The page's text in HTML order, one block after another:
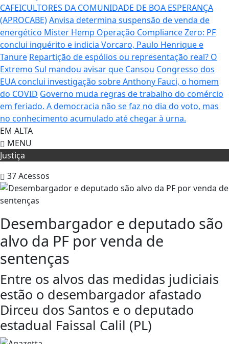
CAFEICULTORES DA COMUNIDADE DE BOA ESPERANÇA
(APROCABE)Anvisa determina suspensão de venda de
energético Mister Hemp Operação Compliance Zero: PF
conclui inquérito e indicia Vorcaro, Paulo Henrique e
Tanure Repartição de espólios ou representação real? O
Extremo Sul mandou avisar que Cansou Congresso dos
EUA conclui investigação sobre Anthony Fauci, o homem
do COVID Governo muda regras de trabalho do comércio
em feriado. A democracia não se faz no dia do voto, mas
no conhecimento acumulado até chegar à urna.
EM ALTA
MENU
Justiça
37Acessos
Desembargador e deputado são
alvo da PF por venda de
sentenças
Entre os alvos das medidas judiciais
estão o desembargador afastado
Dirceu dos Santos e o deputado
estadual Faissal Calil (PL)